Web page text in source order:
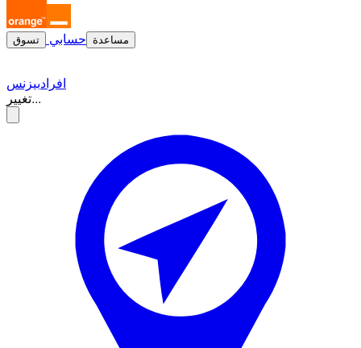
تسوق حسابي مساعدة
افرادبيزنس
تغيير...